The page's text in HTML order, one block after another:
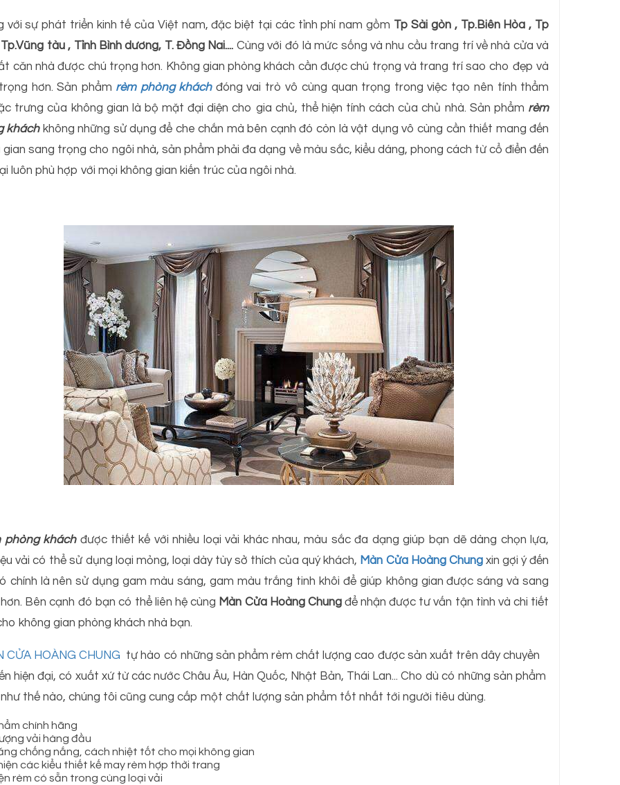
với sự phát triển kinh tế của Việt nam, đặc biệt tại các tỉnh phí nam gồm Tp Sài gòn , Tp.Biên Hòa , Tp
tàu , Tỉnh Bình dương, T. Đồng Nai.... Cùng với đó là mức sống và nhu cầu trang trí về nhà cửa và
căn nhà được chú trọng hơn. Không gian phòng khách cần được chú trọng và trang trí sao cho đẹp và
hơn. Sản phẩm rèm phòng kháchđóng vai trò vô cùng quan trọng trong việc tạo nên tính thẩm
trưng của không gian là bộ mặt đại diện cho gia chủ, thể hiện tính cách của chủ nhà. Sản phẩm rèm
kháchkhông những sử dụng để che chắn mà bên cạnh đó còn là vật dụng vô cùng cần thiết mang đến
gian sang trọng cho ngôi nhà, sản phẩm phải đa dạng về màu sắc, kiểu dáng, phong cách từ cổ điển đến
luôn phù hợp với mọi không gian kiến trúc của ngôi nhà.
phòng kháchđược thiết kế với nhiều loại vải khác nhau, màu sắc đa dạng giúp bạn dẽ dàng chọn lựa,
vải có thể sử dụng loại mỏng, loại dày tùy sở thích của quý khách, Màn Cửa Hoàng Chungxin gợi ý đến
chính là nên sử dụng gam màu sáng, gam màu trắng tinh khôi để giúp không gian được sáng và sang
Bên cạnh đó bạn có thể liên hệ cùng Màn Cửa Hoàng Chung để nhận được tư vấn tận tình và chi tiết
không gian phòng khách nhà bạn.
CỬA HOÀNG CHUNG tự hào có những sản phẩm rèm chất lượng cao được sản xuất trên dây chuyền
hiện đại, có xuất xứ từ các nước Châu Âu, Hàn Quốc, Nhật Bản, Thái Lan... Cho dù có những sản phẩm
thế nào, chúng tôi cũng cung cấp một chất lượng sản phẩm tốt nhất tới người tiêu dùng.
chính hãng
vải hàng đầu
chống nắng, cách nhiệt tốt cho mọi không gian
các kiểu thiết kế may rèm hợp thời trang
rèm có sẵn trong cùng loại vải